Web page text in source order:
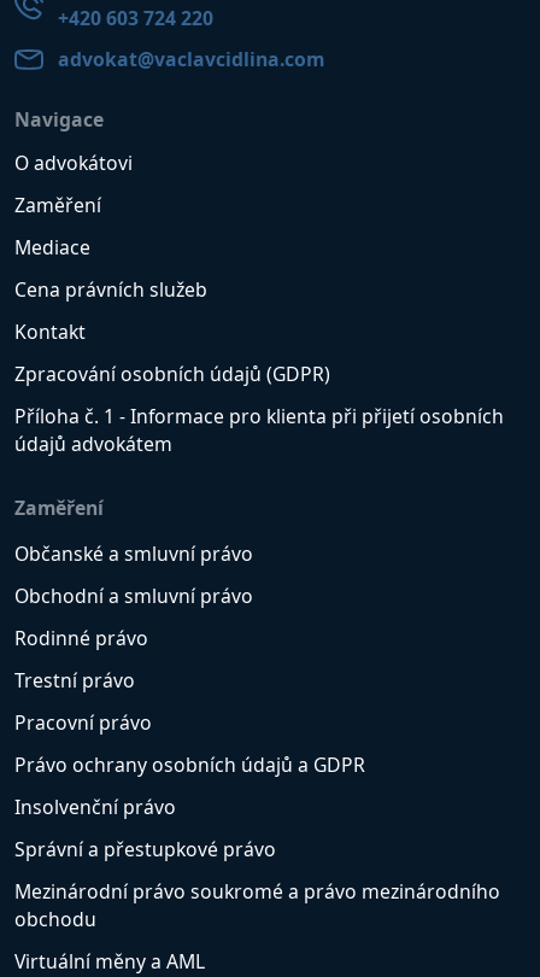
+420 603 724 220
advokat@vaclavcidlina.com
Navigace
O advokátovi
Zaměření
Mediace
Cena právních služeb
Kontakt
Zpracování osobních údajů (GDPR)
Příloha č. 1 - Informace pro klienta při přijetí osobních
údajů advokátem
Zaměření
Občanské a smluvní právo
Obchodní a smluvní právo
Rodinné právo
Trestní právo
Pracovní právo
Právo ochrany osobních údajů a GDPR
Insolvenční právo
Správní a přestupkové právo
Mezinárodní právo soukromé a právo mezinárodního
obchodu
Virtuální měny a AML